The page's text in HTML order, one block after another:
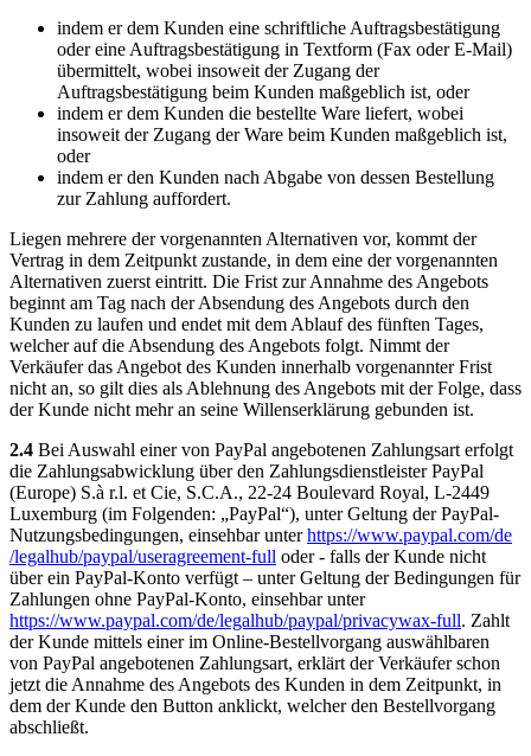
indem er dem Kunden eine schriftliche Auftragsbestätigung
oder eine Auftragsbestätigung in Textform (Fax oder E-Mail)
übermittelt, wobei insoweit der Zugang der
Auftragsbestätigung beim Kunden maßgeblich ist, oder
indem er dem Kunden die bestellte Ware liefert, wobei
insoweit der Zugang der Ware beim Kunden maßgeblich ist,
oder
indem er den Kunden nach Abgabe von dessen Bestellung
zur Zahlung auffordert.
Liegen mehrere der vorgenannten Alternativen vor, kommt der
Vertrag in dem Zeitpunkt zustande, in dem eine der vorgenannten
Alternativen zuerst eintritt. Die Frist zur Annahme des Angebots
beginnt am Tag nach der Absendung des Angebots durch den
Kunden zu laufen und endet mit dem Ablauf des fünften Tages,
welcher auf die Absendung des Angebots folgt. Nimmt der
Verkäufer das Angebot des Kunden innerhalb vorgenannter Frist
nicht an, so gilt dies als Ablehnung des Angebots mit der Folge, dass
der Kunde nicht mehr an seine Willenserklärung gebunden ist.
2.4 Bei Auswahl einer von PayPal angebotenen Zahlungsart erfolgt
die Zahlungsabwicklung über den Zahlungsdienstleister PayPal
(Europe) S.à r.l. et Cie, S.C.A., 22-24 Boulevard Royal, L-2449
Luxemburg (im Folgenden: „PayPal“), unter Geltung der PayPal-
Nutzungsbedingungen, einsehbar unterhttps://www.paypal.com/de
/legalhub/paypal/useragreement-full oder - falls der Kunde nicht
über ein PayPal-Konto verfügt – unter Geltung der Bedingungen für
Zahlungen ohne PayPal-Konto, einsehbar unter
https://www.paypal.com/de/legalhub/paypal/privacywax-full. Zahlt
der Kunde mittels einer im Online-Bestellvorgang auswählbaren
von PayPal angebotenen Zahlungsart, erklärt der Verkäufer schon
jetzt die Annahme des Angebots des Kunden in dem Zeitpunkt, in
dem der Kunde den Button anklickt, welcher den Bestellvorgang
abschließt.